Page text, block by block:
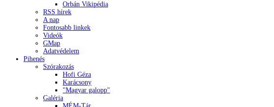
Orbán Vikipédia
RSS hírek
A nap
Fontosabb linkek
Videók
GMap
Adatvédelem
Pihenés
Szórakozás
Hofi Géza
Karácsony
"Magyar galopp"
Galéria